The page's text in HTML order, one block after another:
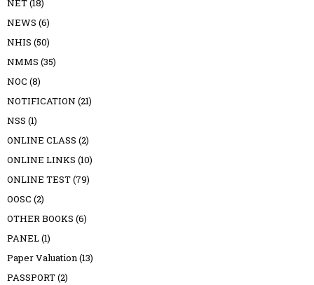
NET(18)
NEWS (6)
NHIS (50)
NMMS (35)
NOC (8)
NOTIFICATION (21)
NSS (1)
ONLINE CLASS (2)
ONLINE LINKS (10)
ONLINE TEST(79)
OOSC (2)
OTHER BOOKS (6)
PANEL(1)
Paper Valuation(13)
PASSPORT(2)